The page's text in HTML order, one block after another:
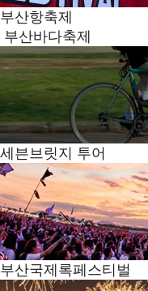
부산항축제
부산바다축제
세븐브릿지 투어
부산국제록페스티벌